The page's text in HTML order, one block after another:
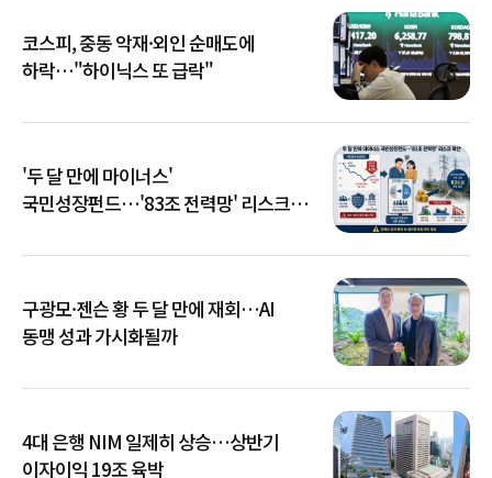
코스피, 중동 악재·외인 순매도에
하락…"하이닉스 또 급락"
'두 달 만에 마이너스'
국민성장펀드…'83조 전력망' 리스크
구광모·젠슨 황 두 달 만에 재회…AI
동맹 성과 가시화될까
4대 은행 NIM 일제히 상승…상반기
이자이익 19조 육박